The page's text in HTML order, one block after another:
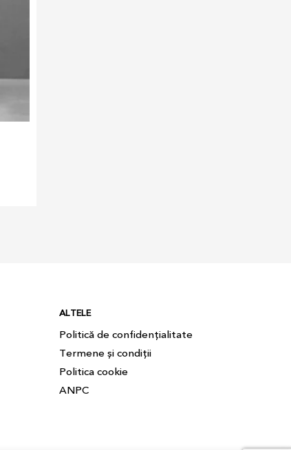
ALTELE
Politică de confidențialitate
Termene și condiții
Politica cookie
ANPC